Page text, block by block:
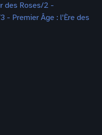
des Roses/2 -
- Premier Âge : l'Ère des